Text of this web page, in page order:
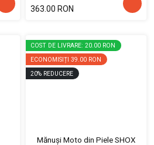
363.00 RON
COST DE LIVRARE: 20.00 RON
ECONOMISIȚI 39.00 RON
20% REDUCERE
Mănuși Moto din Piele SHOX